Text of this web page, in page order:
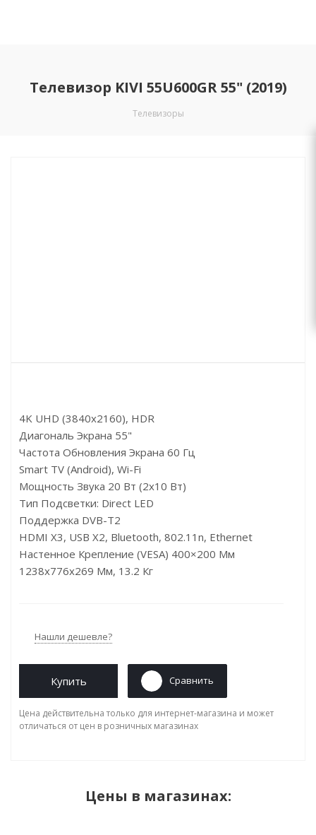
Телевизор KIVI 55U600GR 55" (2019)
Телевизоры
4K UHD (3840x2160), HDR
Диагональ Экрана 55"
Частота Обновления Экрана 60 Гц
Smart TV (Android), Wi-Fi
Мощность Звука 20 Вт (2х10 Вт)
Тип Подсветки: Direct LED
Поддержка DVB-T2
HDMI X3, USB X2, Bluetooth, 802.11n, Ethernet
Настенное Крепление (VESA) 400×200 Мм
1238x776x269 Мм, 13.2 Кг
Нашли дешевле?
Купить Сравнить
Цена действительна только для интернет-магазина и может
отличаться от цен в розничных магазинах
Цены в магазинах: